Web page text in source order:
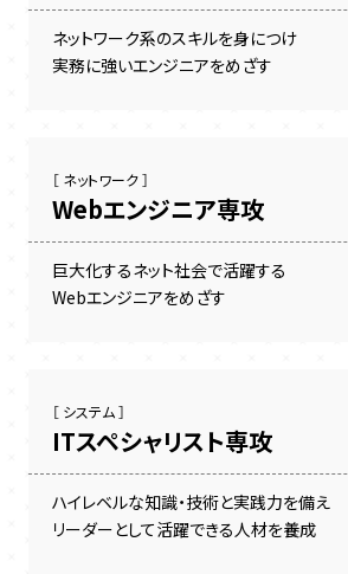
ネットワーク系のスキルを身につけ
実務に強いエンジニアをめざす
［ ネットワーク ］
Webエンジニア専攻
巨大化するネット社会で活躍する
Webエンジニアをめざす
［ システム ］
ITスペシャリスト専攻
ハイレベルな知識・技術と実践力を備え
リーダーとして活躍できる人材を養成